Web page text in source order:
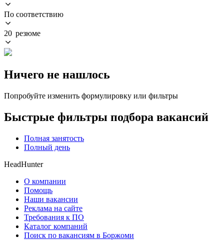
По соответствию
20 резюме
Ничего не нашлось
Попробуйте изменить формулировку или фильтры
Быстрые фильтры подбора вакансий
Полная занятость
Полный день
HeadHunter
О компании
Помощь
Наши вакансии
Реклама на сайте
Требования к ПО
Каталог компаний
Поиск по вакансиям в Боржоми